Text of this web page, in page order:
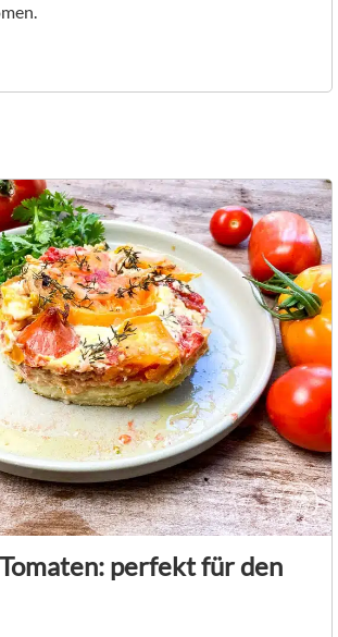
perfekt für den